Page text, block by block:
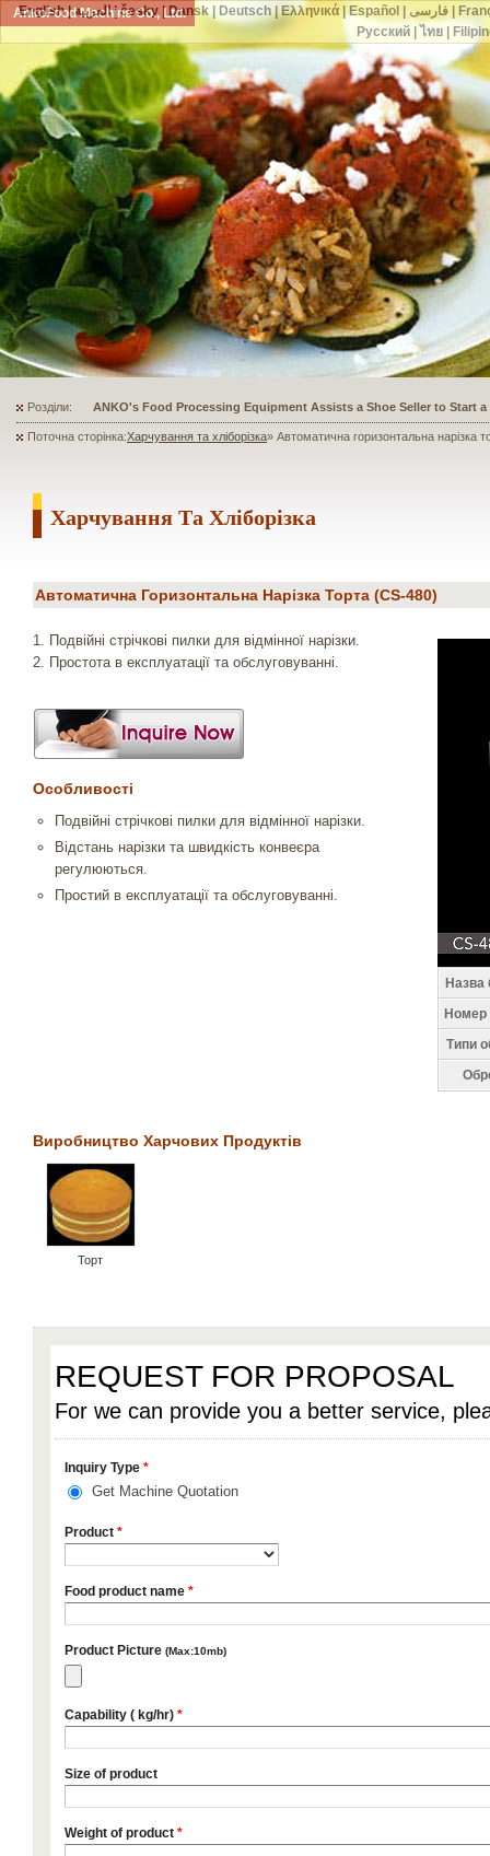
AnkoFood Machine Co., Ltd.
Розділи: ANKO's Food Processing Equipment Assists a Shoe Seller to Start
Поточна сторінка:Харчування та хліборізка» Автоматична горизонтальна нарізка
Харчування Та Хліборізка
Автоматична Горизонтальна Нарізка Торта (CS-480)
Назва
Номер
Типи
1. Подвійні стрічкові пилки для відмінної нарізки.
2. Простота в експлуатації та обслуговуванні.
Особливості
Подвійні стрічкові пилки для відмінної нарізки.
Відстань нарізки та швидкість конвеєра
регулюються.
Простий в експлуатації та обслуговуванні.
Виробництво Харчових Продуктів
Торт
English|العربية|česky| Dansk| Deutsch|Ελληνικά|Español فارسی|
Русский| ไทย|